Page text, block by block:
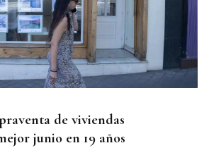
de viviendas
junio en 19 años